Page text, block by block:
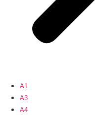
A1
A3
A4